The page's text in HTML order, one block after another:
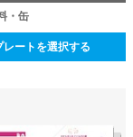
・缶
レートを選択する